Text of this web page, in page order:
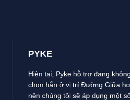
PYKE
Hiện tại, Pyke hỗ trợ đang
chọn hắn ở vị trí Đường Giữa
nên chúng tôi sẽ áp dụng một